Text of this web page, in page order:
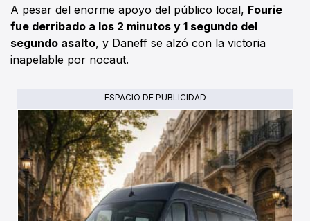
A pesar del enorme apoyo del público local, Fourie
fue derribado a los 2 minutos y 1 segundo del
segundo asalto, y Daneff se alzó con la victoria
inapelable por nocaut.
ESPACIO DE PUBLICIDAD